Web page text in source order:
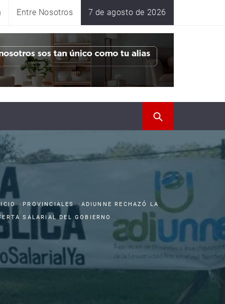
Entre Nosotros 7 de agosto de 2026
PROVINCIALES
ADIUNNE RECHAZÓ LA
SALARIAL DEL GOBIERNO